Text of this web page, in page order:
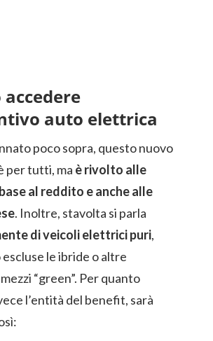
accedere
auto elettrica
poco sopra, questo nuovo
per tutti, ma è rivolto alle
al reddito e anche alle
. Inoltre, stavolta si parla
di veicoli elettrici puri,
le ibride o altre
“green”. Per quanto
l’entità del benefit, sarà